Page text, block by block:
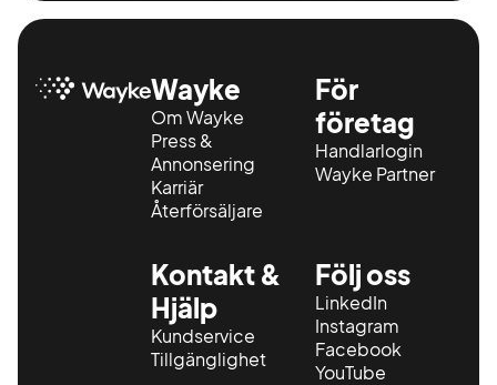
Wayke
Om Wayke
Press &
Annonsering
Karriär
Återförsäljare
För
företag
Handlarlogin
Wayke Partner
Kontakt &
Hjälp
Kundservice
Tillgänglighet
Följ oss
LinkedIn
Instagram
Facebook
YouTube